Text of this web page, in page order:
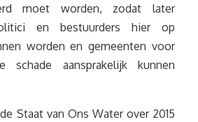
moet worden, zodat later
en bestuurders hier op
worden en gemeenten voor
schade aansprakelijk kunnen
Staat van Ons Water over 2015